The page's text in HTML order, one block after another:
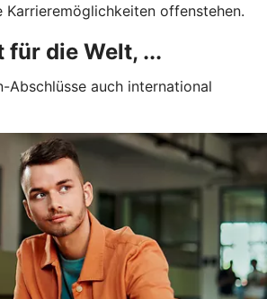
Karrieremöglichkeiten offenstehen.
für die Welt, ...
Abschlüsse auch international